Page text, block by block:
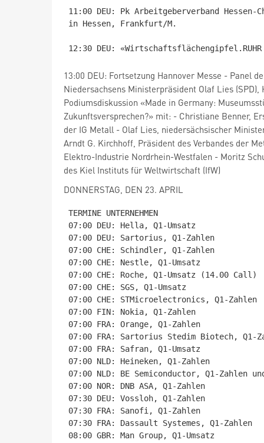
11:00 DEU: Pk Arbeitgeberverband
in Hessen, Frankfurt/M.
13:00 DEU: Fortsetzung Hannover Messe - Panel
Niedersachsens Ministerpräsident Olaf Lies (SPD),
Podiumsdiskussion «Made in Germany:
Zukunftsversprechen?» mit: - Christiane Benner,
der IG Metall - Olaf Lies, niedersächsischer
Arndt G. Kirchhoff, Präsident des Verbandes der
Elektro-Industrie Nordrhein-Westfalen - Moritz
des Kiel Instituts für Weltwirtschaft (IfW)
DONNERSTAG, DEN 23. APRIL
TERMINE UNTERNEHMEN
07:00 DEU: Hella, Q1-Umsatz
07:00 DEU: Sartorius, Q1-Zahlen
07:00 CHE: Schindler, Q1-Zahlen
07:00 CHE: Nestle, Q1-Umsatz
07:00 CHE: Roche, Q1-Umsatz (14.00 Call)
07:00 CHE: SGS, Q1-Umsatz
07:00 CHE: STMicroelectronics, Q1-Zahlen
07:00 FIN: Nokia, Q1-Zahlen
07:00 FRA: Orange, Q1-Zahlen
07:00 FRA: Sartorius Stedim Biotech, Q1-
07:00 FRA: Safran, Q1-Umsatz
07:00 NLD: Heineken, Q1-Zahlen
07:00 NLD: BE Semiconductor, Q1-Zahlen
07:00 NOR: DNB ASA, Q1-Zahlen
07:30 DEU: Vossloh, Q1-Zahlen
07:30 FRA: Sanofi, Q1-Zahlen
07:30 FRA: Dassault Systemes, Q1-Zahlen
08:00 GBR: Man Group, Q1-Umsatz